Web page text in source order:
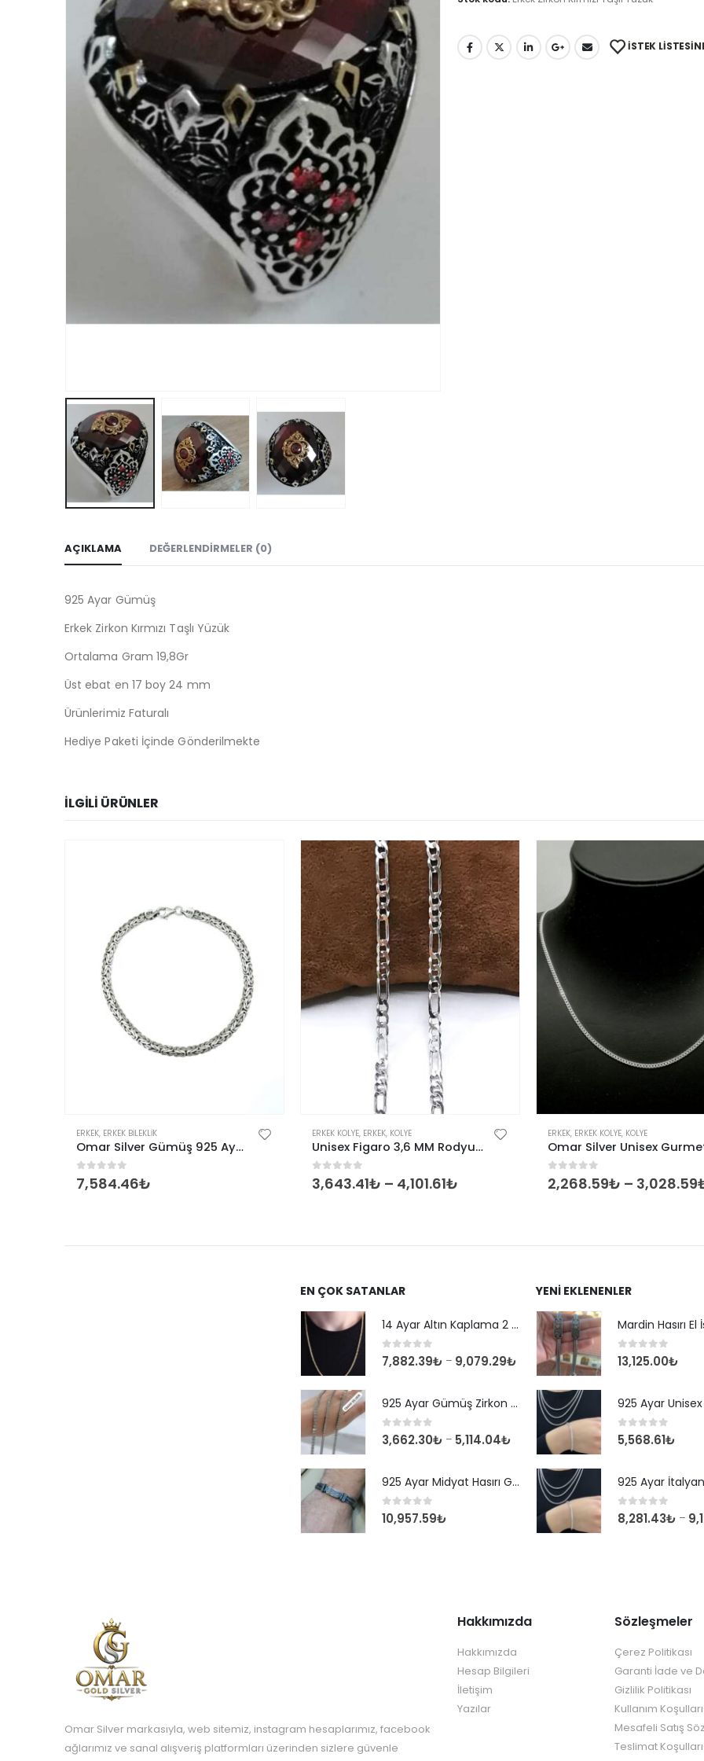
İSTEK
AÇIKLAMA DEĞERLENDIRMELER (0)
925 Ayar Gümüş
Erkek Zirkon Kırmızı Taşlı Yüzük
Ortalama Gram 19,8Gr
Üst ebat en 17 boy 24 mm
Ürünlerimiz Faturalı
Hediye Paketi İçinde Gönderilmekte
İLGILI ÜRÜNLER
ERKEK, ERKEK BILEKLIK
Omar Silver Gümüş 925 Ayar 6 MM Erkek Yassı Ezme Kral Bileklik
0out of 5
7,584.46₺
ERKEK KOLYE, ERKEK, KOLYE
Unisex Figaro 3,6 MM Rodyum Gümüş Zincir Kolye
0 out of 5
3,643.41₺ – 4,101.61₺
Bu ürünün birden fazla varyasyonu var. Seçenekler ürün sayfasından seçilebilir
ERKEK, ERKEK KOLYE, KOLYE
0 out of 5
2,268.59₺ – 3,028.59
EN ÇOK SATANLAR
14 Ayar Altın Kaplama 2 mm Kare Kral Zincir Kolye
0 out of 5
7,882.39₺ – 9,079.29₺
925 Ayar Gümüş Zirkon Taşlı Yuvarlak Suyolu Bileklik
0 out of 5
3,662.30₺ – 5,114.04₺
925 Ayar Midyat Hasırı Gümüş Erkek Bilekliği
0out of 5
10,957.59₺
YENI EKLENENLER
0out of 5
13,125.00₺
0 out of 5
5,568.61₺
0 out of 5
8,281.43₺ –
Omar Silver markasıyla, web sitemiz, instagram hesaplarımız, facebook
ağlarımız ve sanal alışveriş platformları üzerinden sizlere güvenle
Hakkımızda
Hakkımızda
Hesap Bilgileri
İletişim
Yazılar
Sözleşmeler
Çerez Politikası
Garanti İade ve
Gizlilik Politikası
Kullanım Koşulları
Mesafeli Satış
Teslimat Koşulları